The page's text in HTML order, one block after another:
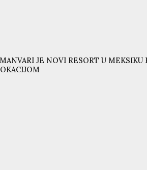
JE NOVI RESORT U